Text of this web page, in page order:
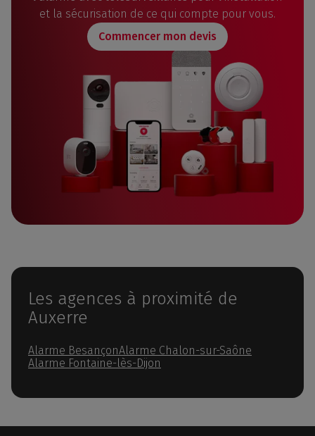
et la sécurisation de ce qui compte pour vous.
Commencer mon devis
Les agences à proximité de
Auxerre
Alarme BesançonAlarme Chalon-sur-Saône
Alarme Fontaine-lès-Dijon